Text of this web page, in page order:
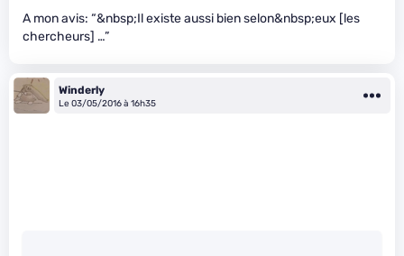
A mon avis: “&nbsp;Il existe aussi bien selon&nbsp;eux [les
chercheurs] …”
Winderly
Le 03/05/2016 à 16h35